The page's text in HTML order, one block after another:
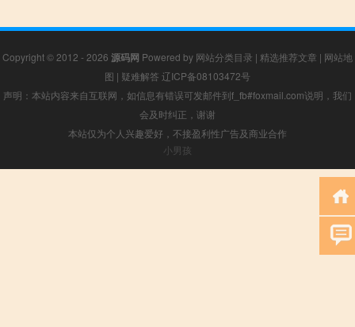
Copyright © 2012 - 2026 源码网 Powered by 网站分类目录 | 精选推荐文章 | 网站地
图 | 疑难解答 辽ICP备08103472号
声明：本站内容来自互联网，如信息有错误可发邮件到f_fb#foxmail.com说明，我们
会及时纠正，谢谢
本站仅为个人兴趣爱好，不接盈利性广告及商业合作
小男孩